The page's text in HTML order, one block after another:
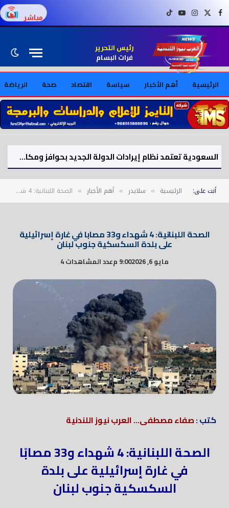
فيسبوكX (Twitter)
إنستغراميوتيوبتيك توك مباشر
رئيس التحرير
فرات البسام
الرئيسية أهم الأخبار سياسة اقتصاد صحة الرياضة
السعودية تعتمد نظام إيرادات الدولة الجديد بحوافز ومكافآت
أنت على: الرئيسية » سلايدر » أهم الأخبار » الصحة اللبنانية: 4 شهداء و33 مصابا في غارة إسرائيلية على بلدة السكسكية جنوب لبنان
الصحة اللبنانية: 4 شهداء و33 مصابا في غارة إسرائيلية
على بلدة السكسكية جنوب لبنان
مايو 6, 2026 9:00 م عدد المشاهدات 4
كتب :صفاء مصطفى... العرب نيوز اللندنية
الصحة اللبنانية: 4 شهداء و33 مصابًا
في غارة إسرائيلية على بلدة
السكسكية جنوب لبنان